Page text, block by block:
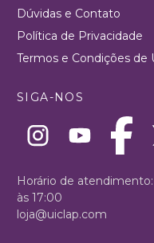
Dúvidas e Contato
Política de Privacidade
Termos e Condições de
SIGA-NOS
Horário de
às 17:00
loja@uiclap.com